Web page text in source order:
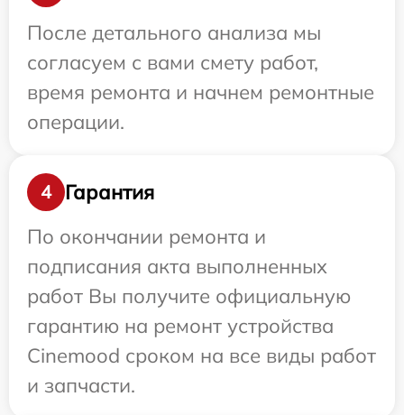
После детального анализа мы
согласуем с вами смету работ,
время ремонта и начнем ремонтные
операции.
4
Гарантия
По окончании ремонта и
подписания акта выполненных
работ Вы получите официальную
гарантию на ремонт устройства
Cinemood сроком на все виды работ
и запчасти.